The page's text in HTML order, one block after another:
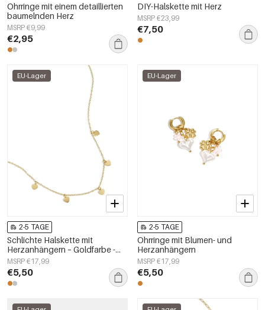
Ohrringe mit einem detaillierten
baumelnden Herz
MSRP €9,99
€2,95
DIY-Halskette mit Herz
MSRP €23,99
€7,50
EU-Lager
2-5 TAGE
Schlichte Halskette mit
Herzanhängern – Goldfarbe -
Goldfarbefarbe
MSRP €17,99
€5,50
EU-Lager
2-5 TAGE
Ohrringe mit Blumen- und
Herzanhängern
MSRP €17,99
€5,50